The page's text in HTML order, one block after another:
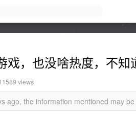
戏，也没啥热度，不知
views
ago, the information mentioned may